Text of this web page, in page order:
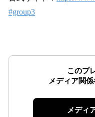
#group3
このプ
メディア関
メディ